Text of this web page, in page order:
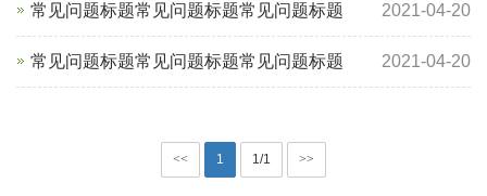
常见问题标题常见问题标题常见问题标题 2021-04-20
常见问题标题常见问题标题常见问题标题 2021-04-20
<< 1 1/1 >>